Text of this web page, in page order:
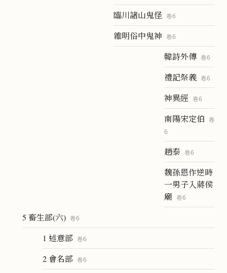
臨川諸山鬼怪 卷6
雜明俗中鬼神 卷6
韓詩外傳 卷6
禮記祭義 卷6
神異經 卷6
南陽宋定伯 卷
6
趙泰 卷6
魏孫恩作逆時
一男子入蔣侯
廟 卷6
5 畜生部(六) 卷6
1 述意部 卷6
2 會名部 卷6